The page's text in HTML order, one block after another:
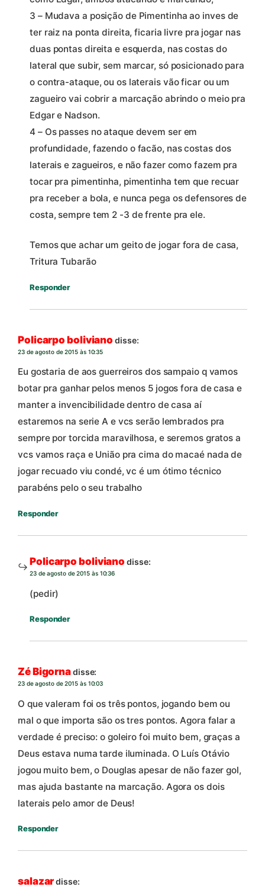
3 – Mudava a posição de Pimentinha ao inves de
ter raiz na ponta direita, ficaria livre pra jogar nas
duas pontas direita e esquerda, nas costas do
lateral que subir, sem marcar, só posicionado para
o contra-ataque, ou os laterais vão ficar ou um
zagueiro vai cobrir a marcação abrindo o meio pra
Edgar e Nadson.
4 – Os passes no ataque devem ser em
profundidade, fazendo o facão, nas costas dos
laterais e zagueiros, e não fazer como fazem pra
tocar pra pimentinha, pimentinha tem que recuar
pra receber a bola, e nunca pega os defensores de
costa, sempre tem 2 -3 de frente pra ele.
Temos que achar um geito de jogar fora de casa,
Tritura Tubarão
Responder
Policarpo boliviano disse:
23 de agosto de 2015 às 10:35
Eu gostaria de aos guerreiros dos sampaio q vamos
botar pra ganhar pelos menos 5 jogos fora de casa e
manter a invencibilidade dentro de casa aí
estaremos na serie A e vcs serão lembrados pra
sempre por torcida maravilhosa, e seremos gratos a
vcs vamos raça e União pra cima do macaé nada de
jogar recuado viu condé, vc é um ótimo técnico
parabéns pelo o seu trabalho
Responder
Policarpo boliviano disse:
23 de agosto de 2015 às 10:36
(pedir)
Responder
Zé Bigornadisse:
23 de agosto de 2015 às 10:03
O que valeram foi os três pontos, jogando bem ou
mal o que importa são os tres pontos. Agora falar a
verdade é preciso: o goleiro foi muito bem, graças a
Deus estava numa tarde iluminada. O Luís Otávio
jogou muito bem, o Douglas apesar de não fazer gol,
mas ajuda bastante na marcação. Agora os dois
laterais pelo amor de Deus!
Responder
salazardisse: